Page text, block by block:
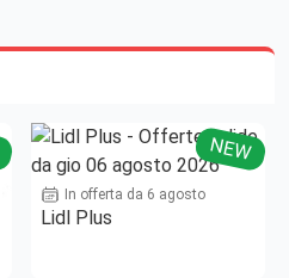
NEW
In offerta da 6 agosto
Lidl Plus